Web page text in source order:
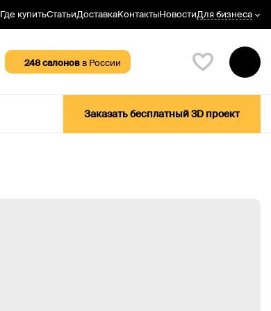
Где купитьСтатьиДоставкаКонтактыНовостиДля бизнеса
248салонов в России
Заказать бесплатный 3D проект